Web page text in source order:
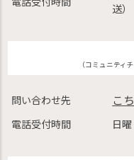
送）
（コミュニティ
問い合わせ先 こ
電話受付時間 日